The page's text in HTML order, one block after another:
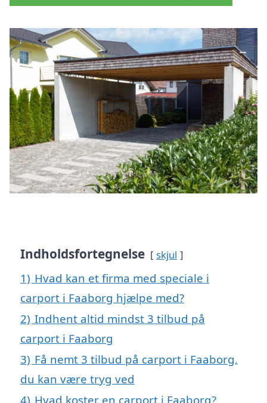
Indholdsfortegnelse skjul
1) Hvad kan et firma med speciale i
carport i Faaborg hjælpe med?
2) Indhent altid mindst 3 tilbud på
carport i Faaborg
3) Få nemt 3 tilbud på carport i Faaborg,
du kan være tryg ved
4) Hvad koster en carport i Faaborg?